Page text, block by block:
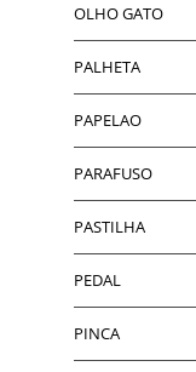
OLHO GATO
PALHETA
PAPELAO
PARAFUSO
PASTILHA
PEDAL
PINCA